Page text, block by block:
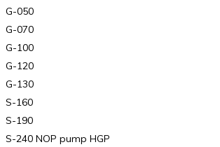
G-050
G-070
G-100
G-120
G-130
S-160
S-190
S-240 NOP pump HGP